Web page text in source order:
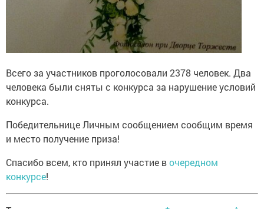
Всего за участников проголосовали 2378 человек. Два
человека были сняты с конкурса за нарушение условий
конкурса.
Победительнице Личным сообщением сообщим время
и место получение приза!
Спасибо всем, кто принял участие вочередном
конкурсе!